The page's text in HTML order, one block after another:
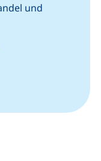
und
Telefonanruf,
E-Mail-Programm)